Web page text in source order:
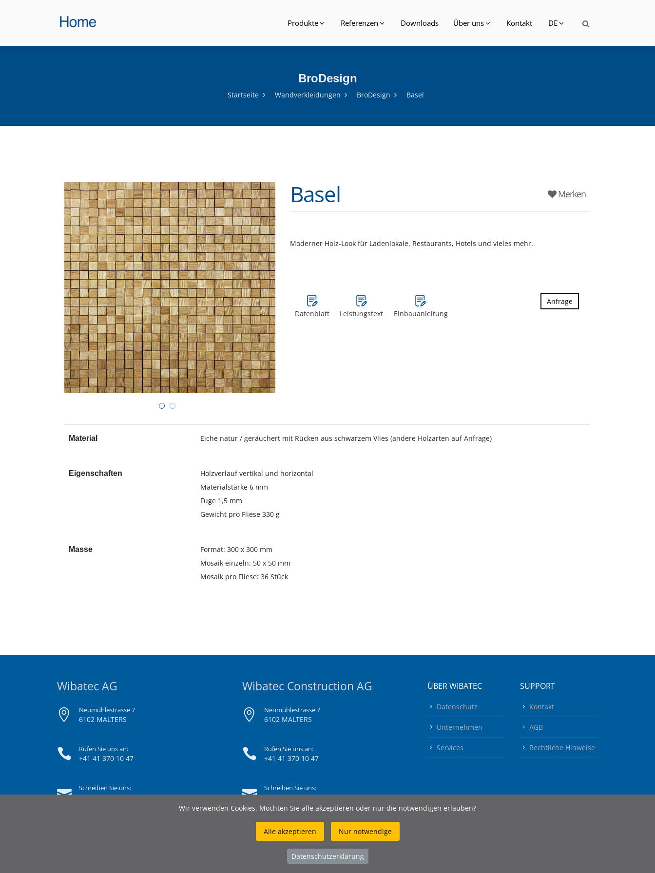
Produkte Referenzen Downloads Über uns Kontakt DE
BroDesign
Startseite Wandverkleidungen BroDesign Basel
Basel Merken
Moderner Holz-Look für Ladenlokale, Restaurants, Hotels und vieles mehr.
Datenblatt Leistungstext Einbauanleitung
Anfrage
Material Eiche natur / geräuchert mit Rücken aus schwarzem Vlies (andere Holzarten auf Anfrage)
Eigenschaften
Holzverlauf vertikal und horizontal
Materialstärke 6 mm
Fuge 1,5 mm
Gewicht pro Fliese 330 g
Masse
Format: 300 x 300 mm
Mosaik einzeln: 50 x 50 mm
Mosaik pro Fliese: 36 Stück
Wibatec AG
Neumühlestrasse 7
6102 MALTERS
Rufen Sie uns an:
+41 41 370 10 47
Schreiben Sie uns:
info@wibatec.ch
Wibatec Construction AG
Neumühlestrasse 7
6102 MALTERS
Rufen Sie uns an:
+41 41 370 10 47
Schreiben Sie uns:
info@wibatec-construction.ch
ÜBER WIBATEC
Datenschutz
Unternehmen
Services
SUPPORT
Kontakt
AGB
Rechtliche Hinweise
Wir verwenden Cookies. Möchten Sie alle akzeptieren oder nur die notwendigen erlauben?
Alle akzeptieren Nur notwendige
Datenschutzerklärung